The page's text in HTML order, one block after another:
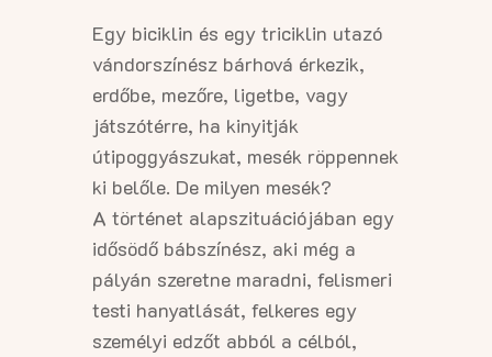
Egy biciklin és egy triciklin utazó
vándorszínész bárhová érkezik,
erdőbe, mezőre, ligetbe, vagy
játszótérre, ha kinyitják
útipoggyászukat, mesék röppennek
ki belőle. De milyen mesék?
A történet alapszituációjában egy
idősödő bábszínész, aki még a
pályán szeretne maradni, felismeri
testi hanyatlását, felkeres egy
személyi edzőt abból a célból,